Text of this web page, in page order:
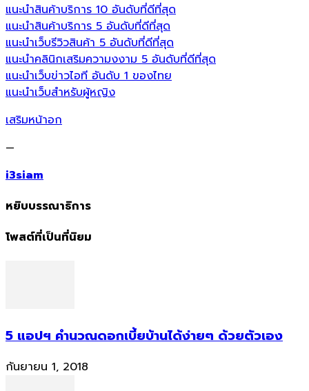
แนะนำสินค้าบริการ 10 อันดับที่ดีที่สุด
แนะนำสินค้าบริการ 5 อันดับที่ดีที่สุด
แนะนำเว็บรีวิวสินค้า 5 อันดับที่ดีที่สุด
แนะนำคลินิกเสริมความงงาม 5 อันดับที่ดีที่สุด
แนะนำเว็บข่าวไอที อันดับ 1 ของไทย
แนะนำเว็บสำหรับผู้หญิง
เสริมหน้าอก
—
i3siam
หยิบบรรณาธิการ
โพสต์ที่เป็นที่นิยม
5 แอปฯ คำนวณดอกเบี้ยบ้านได้ง่ายๆ ด้วยตัวเอง
กันยายน 1, 2018